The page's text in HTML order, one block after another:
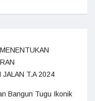
JALAN T.A 2024
Bangun Tugu Ikonik